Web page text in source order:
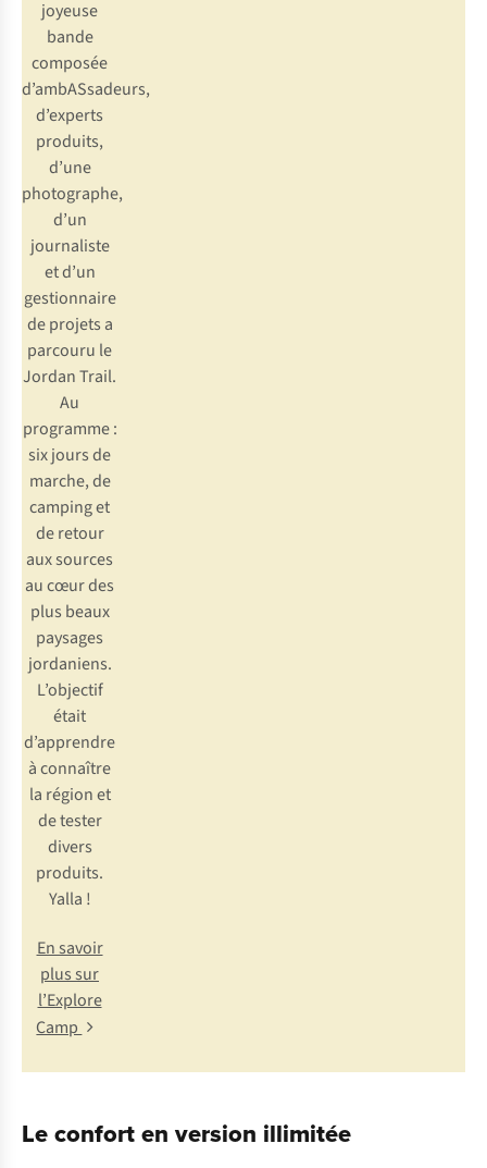
joyeuse
bande
composée
d’ambASsadeurs,
d’experts
produits,
d’une
photographe,
d’un
journaliste
et d’un
gestionnaire
de projets a
parcouru le
Jordan Trail.
Au
programme :
six jours de
marche, de
camping et
de retour
aux sources
au cœur des
plus beaux
paysages
jordaniens.
L’objectif
était
d’apprendre
à connaître
la région et
de tester
divers
produits.
Yalla !
En savoir
plus sur
l’Explore
Camp
Le confort en version illimitée